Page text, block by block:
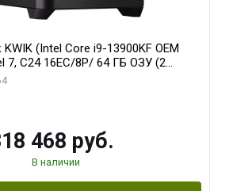
(Intel Core i9-13900KF OEM
7, C24 16EC/8P/ 64 ГБ ОЗУ (2
PROART OC 16GB GDDR7
468 руб.
В наличии